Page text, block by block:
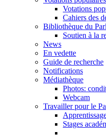
Votations
Cahiers des
Bibliothèque du
Soutien à la
News
En vedette
Guide de recherche
Notifications
Médiathèque
Photos:
Webcam
Travailler pour le
Stages